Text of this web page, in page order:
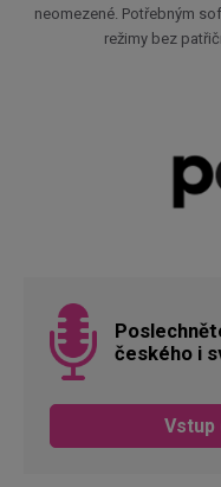
neomezené. Potřebným
režimy bez
českého i
Vstup